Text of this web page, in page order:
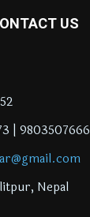
US
| 9803507666
Nepal